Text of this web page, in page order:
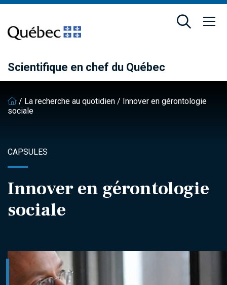
contenu
principal
pied
de
Scientifique en chef du Québec
/ La recherche au quotidien / Innover en gérontologie
sociale
CAPSULES
Innover en gérontologie
sociale